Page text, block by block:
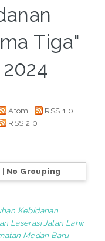
Tiga"
Atom
RSS 1.0
RSS 2.0
| No Grouping
Kebidanan
Laserasi Jalan Lahir
Medan Baru